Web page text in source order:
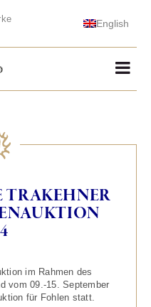
English
TRAKEHNER
im Rahmen des
vom 09.-15. September
für Fohlen statt.